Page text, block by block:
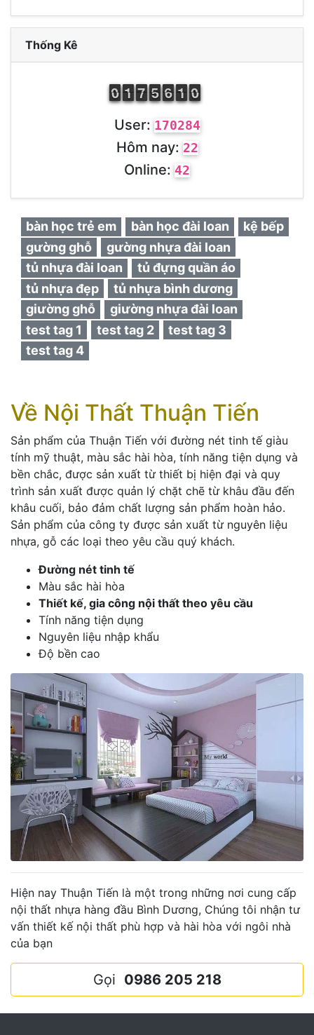
Thống Kê
9
0
0 1
1
1 6
7
7 4
5
5 5
6
6 1
1
1 9
0
0
User: 170284
Hôm nay: 22
Online: 42
bàn học trẻ em bàn học đài loan
kệ bếp
gường ghỗ
gường nhựa đài loan
tủ nhựa đài loan
tủ đựng quần áo
tủ nhựa đẹp
tủ nhựa bình dương
giường ghỗ
giường nhựa đài loan
test tag 1
test tag 2
test tag 3
test tag 4
Về Nội Thất Thuận Tiến
Sản phẩm của Thuận Tiến với đường nét tinh tế giàu
tính mỹ thuật, màu sắc hài hòa, tính năng tiện dụng và
bền chắc, được sản xuất từ thiết bị hiện đại và quy
trình sản xuất được quản lý chặt chẽ từ khâu đầu đến
khâu cuối, bảo đảm chất lượng sản phẩm hoàn hảo.
Sản phẩm của công ty được sản xuất từ nguyên liệu
nhựa, gỗ các loại theo yêu cầu quý khách.
Đường nét tinh tế
Màu sắc hài hòa
Thiết kế, gia công nội thất theo yêu cầu
Tính năng tiện dụng
Nguyên liệu nhập khẩu
Độ bền cao
Hiện nay Thuận Tiến là một trong những nơi cung cấp
nội thất nhựa hàng đầu Bình Dương, Chúng tôi nhận tư
vấn thiết kế nội thất phù hợp và hài hòa với ngôi nhà
của bạn
Gọi 0986 205 218